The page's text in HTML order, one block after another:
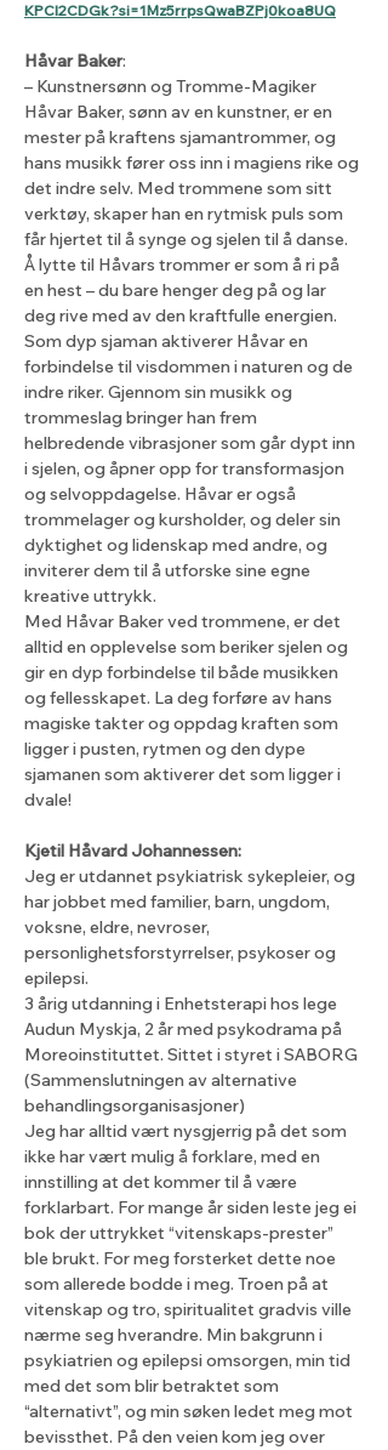
KPCl2CDGk?si=1Mz5rrpsQwaBZPj0koa8UQ
Håvar Baker:
– Kunstnersønn og Tromme-Magiker
Håvar Baker, sønn av en kunstner, er en
mester på kraftens sjamantrommer, og
hans musikk fører oss inn i magiens rike og
det indre selv. Med trommene som sitt
verktøy, skaper han en rytmisk puls som
får hjertet til å synge og sjelen til å danse.
Å lytte til Håvars trommer er som å ri på
en hest – du bare henger deg på og lar
deg rive med av den kraftfulle energien.
Som dyp sjaman aktiverer Håvar en
forbindelse til visdommen i naturen og de
indre riker. Gjennom sin musikk og
trommeslag bringer han frem
helbredende vibrasjoner som går dypt inn
i sjelen, og åpner opp for transformasjon
og selvoppdagelse. Håvar er også
trommelager og kursholder, og deler sin
dyktighet og lidenskap med andre, og
inviterer dem til å utforske sine egne
kreative uttrykk.
Med Håvar Baker ved trommene, er det
alltid en opplevelse som beriker sjelen og
gir en dyp forbindelse til både musikken
og fellesskapet. La deg forføre av hans
magiske takter og oppdag kraften som
ligger i pusten, rytmen og den dype
sjamanen som aktiverer det som ligger i
dvale!
Kjetil Håvard Johannessen:
Jeg er utdannet psykiatrisk sykepleier, og
har jobbet med familier, barn, ungdom,
voksne, eldre, nevroser,
personlighetsforstyrrelser, psykoser og
epilepsi.
3 årig utdanning i Enhetsterapi hos lege
Audun Myskja, 2 år med psykodrama på
Moreoinstituttet. Sittet i styret i SABORG
(Sammenslutningen av alternative
behandlingsorganisasjoner)
Jeg har alltid vært nysgjerrig på det som
ikke har vært mulig å forklare, med en
innstilling at det kommer til å være
forklarbart. For mange år siden leste jeg ei
bok der uttrykket “vitenskaps-prester”
ble brukt. For meg forsterket dette noe
som allerede bodde i meg. Troen på at
vitenskap og tro, spiritualitet gradvis ville
nærme seg hverandre. Min bakgrunn i
psykiatrien og epilepsi omsorgen, min tid
med det som blir betraktet som
“alternativt”, og min søken ledet meg mot
bevissthet. På den veien kom jeg over